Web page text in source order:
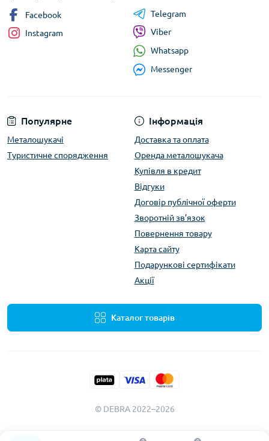
Популярне
Металошукачі
Туристичне спорядження
Інформація
Доставка та оплата
Оренда металошукача
Купівля в кредит
Відгуки
Договір публічної оферти
Зворотній зв’язок
Повернення товару
Карта сайту
Подарункові сертифікати
Акції
Каталог товарів
Facebook
Instagram
Telegram
Viber
Whatsapp
Messenger
© DEBRA 2022–2026